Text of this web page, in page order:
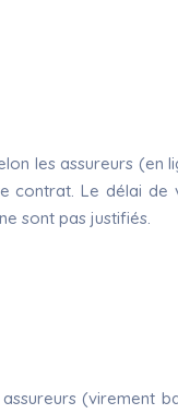
les assureurs (en
contrat. Le délai de
sont pas justifiés.
(virement